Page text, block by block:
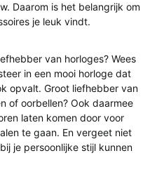
Daarom is het belangrijk om
je leuk vindt.
van horloges? Wees
in een mooi horloge dat
opvalt. Groot liefhebber van
of oorbellen? Ook daarmee
laten komen door voor
te gaan. En vergeet niet
je persoonlijke stijl kunnen